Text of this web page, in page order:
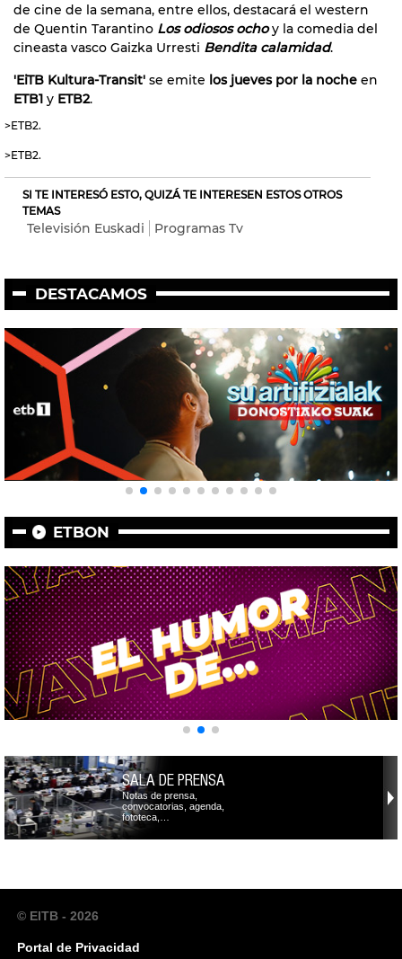
de cine de la semana, entre ellos, destacará el western
de Quentin Tarantino Los odiosos ochoy la comedia del
cineasta vasco Gaizka Urresti Bendita calamidad.
'EiTB Kultura-Transit' se emite los jueves por la noche en
ETB1 y ETB2.
>ETB2.
>ETB2.
SI TE INTERESÓ ESTO, QUIZÁ TE INTERESEN ESTOS OTROS
TEMAS
Televisión Euskadi Programas Tv
DESTACAMOS
ETBON
SALA DE PRENSA
Notas de prensa,
convocatorias, agenda,
fototeca,…
© EITB - 2026
Portal de Privacidad